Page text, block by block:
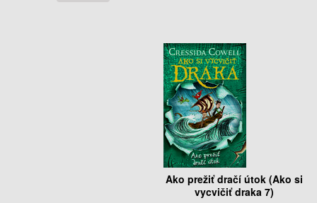
Ako prežiť dračí útok (Ako si
vycvičiť draka 7)